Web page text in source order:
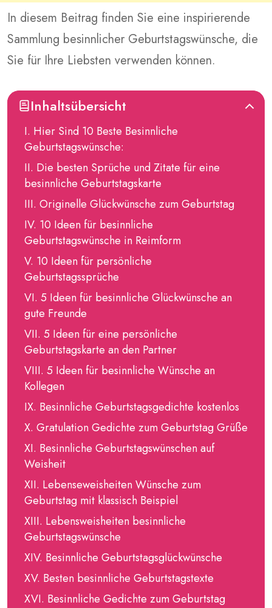
In diesem Beitrag finden Sie eine inspirierende
Sammlung besinnlicher Geburtstagswünsche, die
Sie für Ihre Liebsten verwenden können.
Inhaltsübersicht
Hier Sind 10 Beste Besinnliche
Geburtstagswünsche:
Die besten Sprüche und Zitate für eine
besinnliche Geburtstagskarte
Originelle Glückwünsche zum Geburtstag
10 Ideen für besinnliche
Geburtstagswünsche in Reimform
10 Ideen für persönliche
Geburtstagssprüche
5 Ideen für besinnliche Glückwünsche an
gute Freunde
5 Ideen für eine persönliche
Geburtstagskarte an den Partner
5 Ideen für besinnliche Wünsche an
Kollegen
Besinnliche Geburtstagsgedichte kostenlos
Gratulation Gedichte zum Geburtstag Grüße
Besinnliche Geburtstagswünschen auf
Weisheit
Lebenseweisheiten Wünsche zum
Geburtstag mit klassisch Beispiel
Lebensweisheiten besinnliche
Geburtstagswünsche
Besinnliche Geburtstagsglückwünsche
Besten besinnliche Geburtstagstexte
Besinnliche Gedichte zum Geburtstag